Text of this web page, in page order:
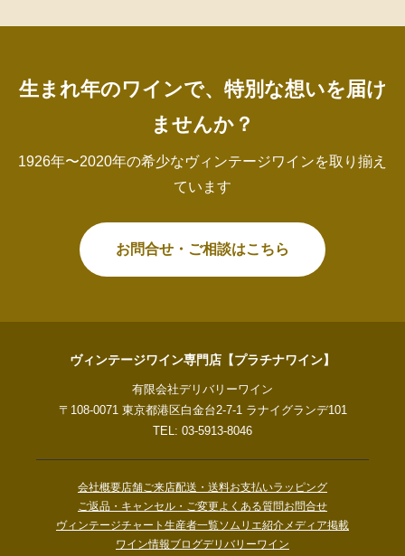
生まれ年のワインで、特別な想いを届け
ませんか？
1926年〜2020年の希少なヴィンテージワインを取り揃え
ています
お問合せ・ご相談はこちら
ヴィンテージワイン専門店【プラチナワイン】
有限会社デリバリーワイン
〒108-0071 東京都港区白金台2-7-1 ラナイグランデ101
TEL: 03-5913-8046
会社概要店舗ご来店配送・送料お支払いラッピング
ご返品・キャンセル・ご変更よくある質問お問合せ
ヴィンテージチャート 生産者一覧ソムリエ紹介メディア掲載
ワイン情報ブログデリバリーワイン